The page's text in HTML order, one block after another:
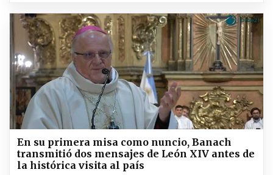
En su primera misa como nuncio, Banach
transmitió dos mensajes de León XIV antes de
la histórica visita al país